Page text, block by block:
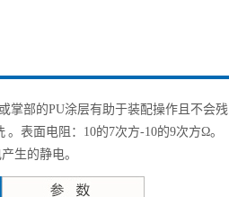
掌部的PU涂层有助于装配操作且不会残
表面电阻：10的7次方-10的9次方Ω。
生的静电。